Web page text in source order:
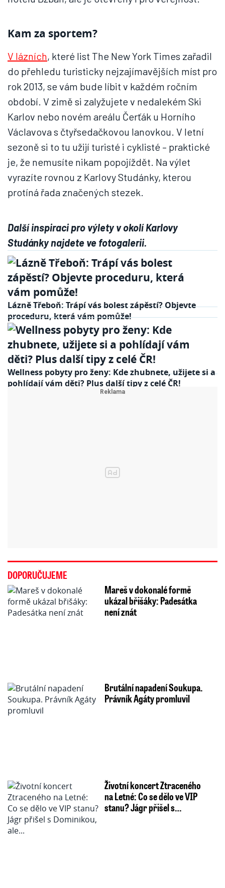
Kam za sportem?
V lázních, které list The New York Times zařadil
do přehledu turisticky nejzajímavějších míst pro
rok 2013, se vám bude líbit v každém ročním
období. V zimě si zalyžujete v nedalekém Ski
Karlov nebo novém areálu Čerťák u Horního
Václavova s čtyřsedačkovou lanovkou. V letní
sezoně si to tu užijí turisté i cyklisté – praktické
je, že nemusíte nikam popojíždět. Na výlet
vyrazíte rovnou z Karlovy Studánky, kterou
protíná řada značených stezek.
Další inspiraci pro výlety v okolí Karlovy
Studánky najdete ve fotogalerii.
Lázně Třeboň: Trápí vás bolest zápěstí? Objevte
proceduru, která vám pomůže!
Wellness pobyty pro ženy: Kde zhubnete, užijete si a
pohlídají vám děti? Plus další tipy z celé ČR!
DOPORUČUJEME
Mareš v dokonalé formě
ukázal břišáky: Padesátka
není znát
Brutální napadení Soukupa.
Právník Agáty promluvil
Životní koncert Ztraceného
na Letné: Co se dělo ve VIP
stanu? Jágr přišel s…